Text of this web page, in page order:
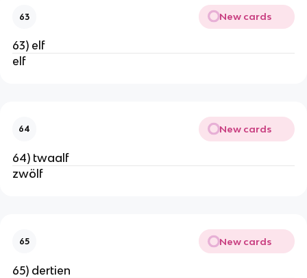
63 New cards
63) elf
elf
64 New cards
64) twaalf
zwölf
65 New cards
65) dertien